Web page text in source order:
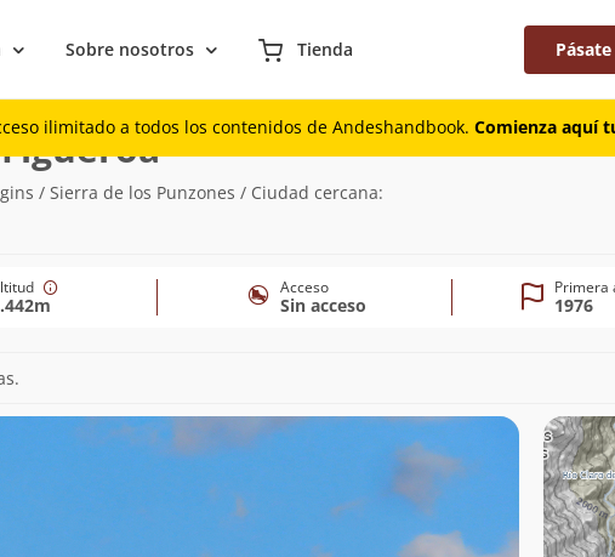
Sobre nosotros Tienda
ilimitado a todos los contenidos de Andeshandbook. Comienza aquí
(3.442m)
/ Sierra de los Punzones / Ciudad cercana:
Acceso
Sin acceso
Primera
1976